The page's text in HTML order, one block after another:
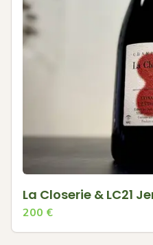
La Closerie & LC21
200 €